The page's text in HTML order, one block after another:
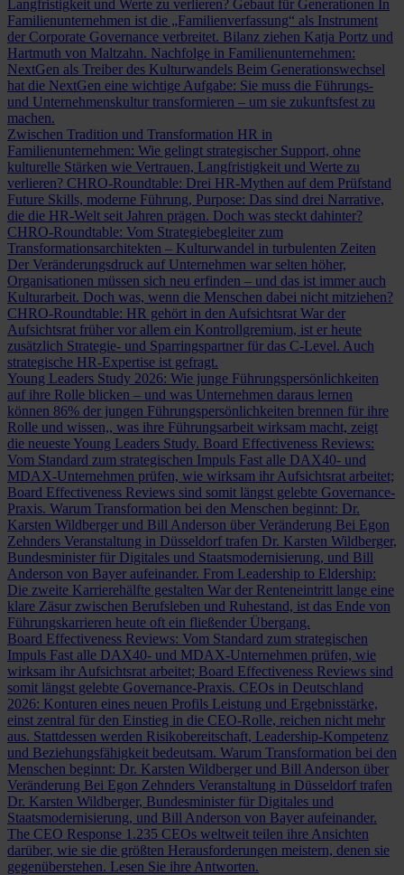
Langfristigkeit und Werte zu verlieren? Gebaut für Generationen In
Familienunternehmen ist die „Familienverfassung“ als Instrument
der Corporate Governance verbreitet. Bilanz ziehen Katja Portz und
Hartmuth von Maltzahn. Nachfolge in Familienunternehmen:
NextGen als Treiber des Kulturwandels Beim Generationswechsel
hat die NextGen eine wichtige Aufgabe: Sie muss die Führungs-
und Unternehmenskultur transformieren – um sie zukunftsfest zu
machen.
Zwischen Tradition und Transformation HR in
Familienunternehmen: Wie gelingt strategischer Support, ohne
kulturelle Stärken wie Vertrauen, Langfristigkeit und Werte zu
verlieren? CHRO-Roundtable: Drei HR-Mythen auf dem Prüfstand
Future Skills, moderne Führung, Purpose: Das sind drei Narrative,
die die HR-Welt seit Jahren prägen. Doch was steckt dahinter?
CHRO-Roundtable: Vom Strategiebegleiter zum
Transformationsarchitekten – Kulturwandel in turbulenten Zeiten
Der Veränderungsdruck auf Unternehmen war selten höher,
Organisationen müssen sich neu erfinden – und das ist immer auch
Kulturarbeit. Doch was, wenn die Menschen dabei nicht mitziehen?
CHRO-Roundtable: HR gehört in den Aufsichtsrat War der
Aufsichtsrat früher vor allem ein Kontrollgremium, ist er heute
zusätzlich Strategie- und Sparringspartner für das C-Level. Auch
strategische HR-Expertise ist gefragt.
Young Leaders Study 2026: Wie junge Führungspersönlichkeiten
auf ihre Rolle blicken – und was Unternehmen daraus lernen
können 86% der jungen Führungspersönlichkeiten brennen für ihre
Rolle und wissen,, was ihre Führungsarbeit wirksam macht, zeigt
die neueste Young Leaders Study. Board Effectiveness Reviews:
Vom Standard zum strategischen Impuls Fast alle DAX40- und
MDAX-Unternehmen prüfen, wie wirksam ihr Aufsichtsrat arbeitet;
Board Effectiveness Reviews sind somit längst gelebte Governance-
Praxis. Warum Transformation bei den Menschen beginnt: Dr.
Karsten Wildberger und Bill Anderson über Veränderung Bei Egon
Zehnders Veranstaltung in Düsseldorf trafen Dr. Karsten Wildberger,
Bundesminister für Digitales und Staatsmodernisierung, und Bill
Anderson von Bayer aufeinander. From Leadership to Eldership:
Die zweite Karrierehälfte gestalten War der Renteneintritt lange eine
klare Zäsur zwischen Berufsleben und Ruhestand, ist das Ende von
Führungskarrieren heute oft ein fließender Übergang.
Board Effectiveness Reviews: Vom Standard zum strategischen
Impuls Fast alle DAX40- und MDAX-Unternehmen prüfen, wie
wirksam ihr Aufsichtsrat arbeitet; Board Effectiveness Reviews sind
somit längst gelebte Governance-Praxis. CEOs in Deutschland
2026: Konturen eines neuen Profils Leistung und Ergebnisstärke,
einst zentral für den Einstieg in die CEO-Rolle, reichen nicht mehr
aus. Stattdessen werden Risikobereitschaft, Leadership-Kompetenz
und Beziehungsfähigkeit bedeutsam. Warum Transformation bei den
Menschen beginnt: Dr. Karsten Wildberger und Bill Anderson über
Veränderung Bei Egon Zehnders Veranstaltung in Düsseldorf trafen
Dr. Karsten Wildberger, Bundesminister für Digitales und
Staatsmodernisierung, und Bill Anderson von Bayer aufeinander.
The CEO Response 1.235 CEOs weltweit teilen ihre Ansichten
darüber, wie sie die größten Herausforderungen meistern, denen sie
gegenüberstehen. Lesen Sie ihre Antworten.